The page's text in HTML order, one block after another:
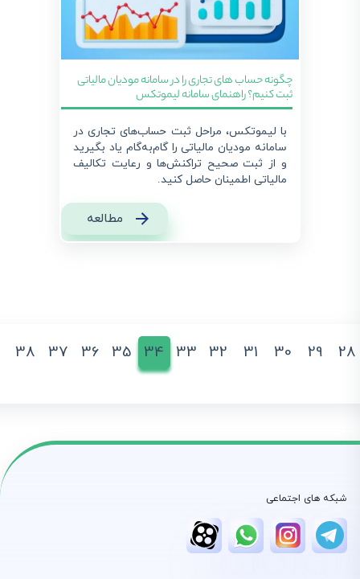
چگونه حساب های تجاری را در سامانه مودیان مالیاتی
ثبت کنیم؟ راهنمای سامانه لیموتکس
با لیموتکس، مراحل ثبت حساب‌های تجاری در
سامانه مودیان مالیاتی را گام‌به‌گام یاد بگیرید
و از ثبت صحیح تراکنش‌ها و رعایت تکالیف
مالیاتی اطمینان حاصل کنید.
مطالعه
28
29
30
31
32
33
34
35
36
37
38
شبکه های اجتماعی